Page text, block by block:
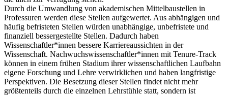
Durch die Umwandlung von akademischen Mittelbaustellen in
Professuren werden diese Stellen aufgewertet. Aus abhängigen und
häufig befristeten Stellen würden unabhängige, unbefristete und
finanziell bessergestellte Stellen. Dadurch haben
Wissenschaftler*innen bessere Karriereaussichten in der
Wissenschaft. Nachwuchswissenschaftler*innen mit Tenure-Track
können in einem frühen Stadium ihrer wissenschaftlichen Laufbahn
eigene Forschung und Lehre verwirklichen und haben langfristige
Perspektiven. Die Besetzung dieser Stellen findet nicht mehr
größtenteils durch die einzelnen Lehrstühle statt, sondern ist